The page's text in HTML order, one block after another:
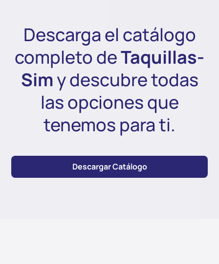
Descarga el catálogo
completo deTaquillas-
Simy descubre todas
las opciones que
tenemos para ti.
Descargar Catálogo